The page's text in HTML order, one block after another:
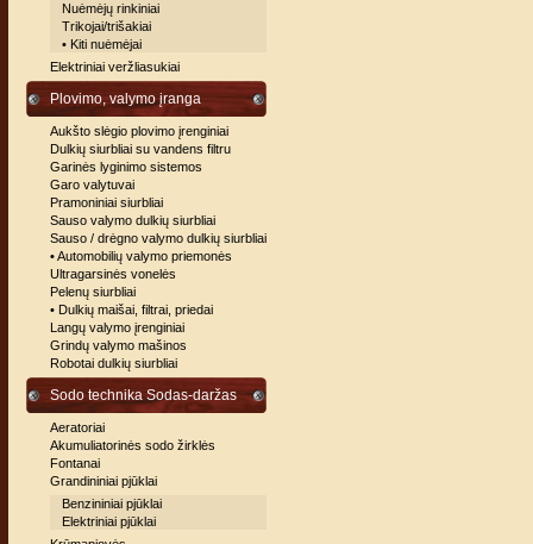
Nuėmėjų rinkiniai
Trikojai/trišakiai
• Kiti nuėmėjai
Elektriniai veržliasukiai
Plovimo, valymo įranga
Aukšto slėgio plovimo įrenginiai
Dulkių siurbliai su vandens filtru
Garinės lyginimo sistemos
Garo valytuvai
Pramoniniai siurbliai
Sauso valymo dulkių siurbliai
Sauso / drėgno valymo dulkių siurbliai
• Automobilių valymo priemonės
Ultragarsinės vonelės
Pelenų siurbliai
• Dulkių maišai, filtrai, priedai
Langų valymo įrenginiai
Grindų valymo mašinos
Robotai dulkių siurbliai
Sodo technika Sodas-daržas
Aeratoriai
Akumuliatorinės sodo žirklės
Fontanai
Grandininiai pjūklai
Benzininiai pjūklai
Elektriniai pjūklai